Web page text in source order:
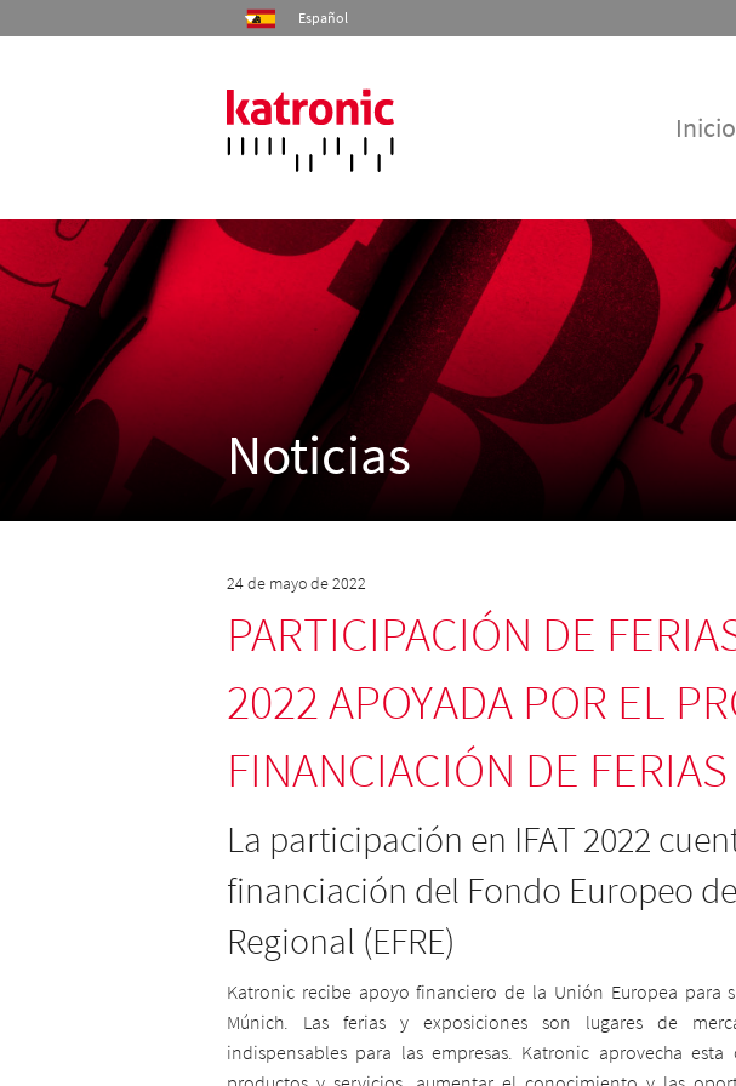
Español
Inicio
Inicio
Productos
Industrias
Servicios
Empresa
Contacto
Noticias
24 de mayo de 2022
PARTICIPACIÓN DE
2022 APOYADA POR EL
FINANCIACIÓN DE
La participación en IFAT 2022
financiación del Fondo Europeo
Regional (EFRE)
Katronic recibe apoyo financiero de la Unión Europea para
Múnich. Las ferias y exposiciones son lugares de
indispensables para las empresas. Katronic aprovecha